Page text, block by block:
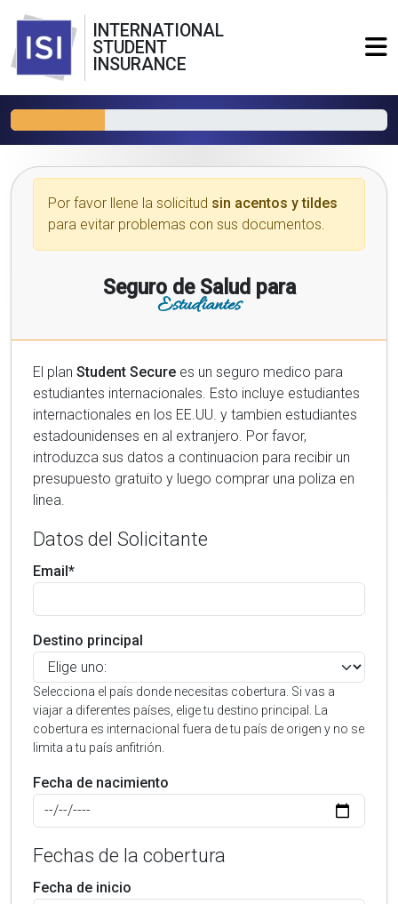
INTERNATIONAL
STUDENT
INSURANCE
Por favor llene la solicitud sin acentos y tildes
para evitar problemas con sus documentos.
Seguro de Salud para
Estudiantes
El plan Student Secure es un seguro medico para
estudiantes internacionales. Esto incluye estudiantes
internactionales en los EE.UU. y tambien estudiantes
estadounidenses en al extranjero. Por favor,
introduzca sus datos a continuacion para recibir un
presupuesto gratuito y luego comprar una poliza en
linea.
Datos del Solicitante
Email*
Destino principal
Selecciona el país donde necesitas cobertura. Si vas a
viajar a diferentes países, elige tu destino principal. La
cobertura es internacional fuera de tu país de origen y no se
limita a tu país anfitrión.
Fecha de nacimiento
Fechas de la cobertura
Fecha de inicio